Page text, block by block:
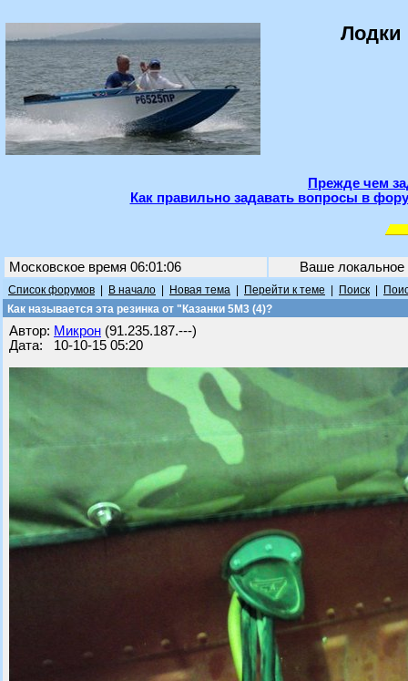
Лодки
Прежде чем
Как правильно задавать вопросы в
Московское время 06:01:06 Ваше
Список форумов В начало Новая тема Перейти к теме Поиск
Как называется эта резинка от "Казанки 5М3 (4)?
Автор: Микрон (91.235.187.---)
Дата: 10-10-15 05:20